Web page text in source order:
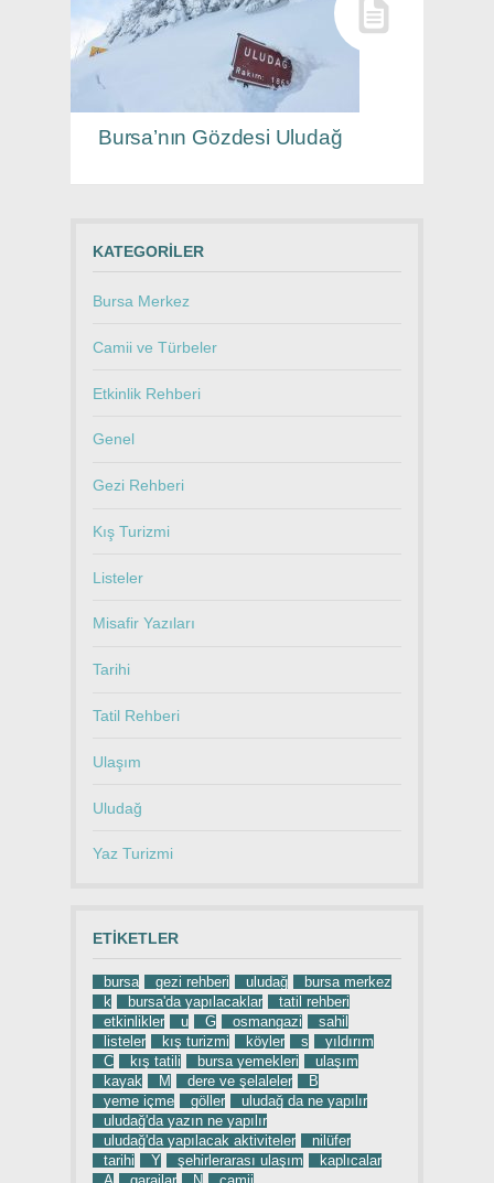
Bursa’nın Gözdesi Uludağ
KATEGORILER
Bursa Merkez
Camii ve Türbeler
Etkinlik Rehberi
Genel
Gezi Rehberi
Kış Turizmi
Listeler
Misafir Yazıları
Tarihi
Tatil Rehberi
Ulaşım
Uludağ
Yaz Turizmi
ETIKETLER
bursa gezi rehberi uludağ
bursa merkez
k
bursa'da yapılacaklar
tatil rehberi
etkinlikler
u G osmangazi
sahil
listeler
kış turizmi köyler s
yıldırım
C
kış tatili bursa yemekleri
ulaşım
kayak
M dere ve şelaleler
B
yeme içme
göller
uludağ da ne yapılır
uludağ'da yazın ne yapılır
uludağ'da yapılacak aktiviteler
nilüfer
tarihi
Y şehirlerarası ulaşım
kaplıcalar